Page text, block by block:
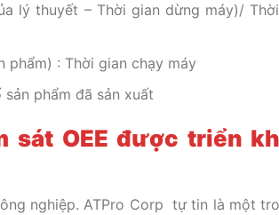
lý thuyết – Thời gian dừng máy)/
phẩm) : Thời gian chạy máy
phẩm đã sản xuất
sát OEE được triển
nghiệp. ATPro Corp tự tin là một